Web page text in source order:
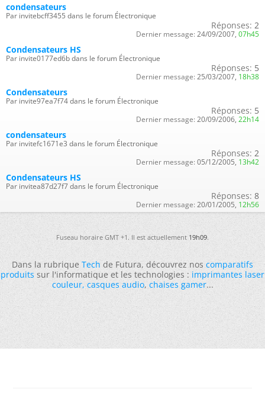
condensateurs
Par invitebcff3455 dans le forum Électronique
Réponses: 2
Dernier message: 24/09/2007, 07h45
Condensateurs HS
Par invite0177ed6b dans le forum Électronique
Réponses: 5
Dernier message: 25/03/2007, 18h38
Condensateurs
Par invite97ea7f74 dans le forum Électronique
Réponses: 5
Dernier message: 20/09/2006, 22h14
condensateurs
Par invitefc1671e3 dans le forum Électronique
Réponses: 2
Dernier message: 05/12/2005, 13h42
Condensateurs HS
Par invitea87d27f7 dans le forum Électronique
Réponses: 8
Dernier message: 20/01/2005, 12h56
Fuseau horaire GMT +1. Il est actuellement19h09.
Dans la rubriqueTechde Futura, découvrez noscomparatifs
produitssur l'informatique et les technologies :imprimantes laser
couleur,casques audio,chaises gamer...